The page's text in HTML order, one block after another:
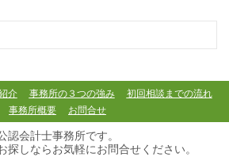
介 事務所の３つの強み
初回相談までの流れ
事務所概要
お問合せ
認会計士事務所です。
探しならお気軽にお問合せください。